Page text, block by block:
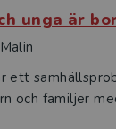
unga är
ett
och familjer